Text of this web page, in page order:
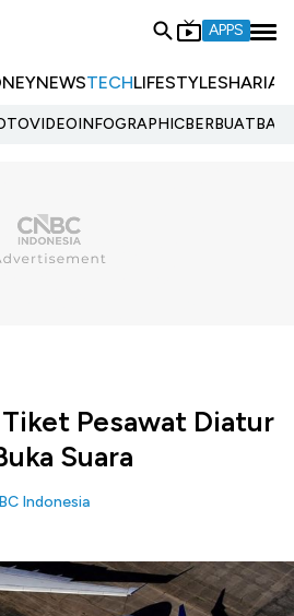
APPS
NEWSTECHLIFESTYLESHARIA
VIDEOINFOGRAPHIC
Pesawat Diatur
Suara
Indonesia